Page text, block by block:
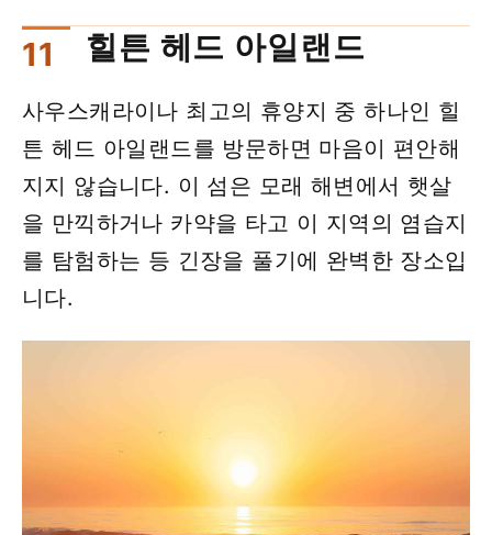
힐튼 헤드 아일랜드
사우스캐라이나 최고의 휴양지 중 하나인 힐
튼 헤드 아일랜드를 방문하면 마음이 편안해
지지 않습니다. 이 섬은 모래 해변에서 햇살
을 만끽하거나 카약을 타고 이 지역의 염습지
를 탐험하는 등 긴장을 풀기에 완벽한 장소입
니다.